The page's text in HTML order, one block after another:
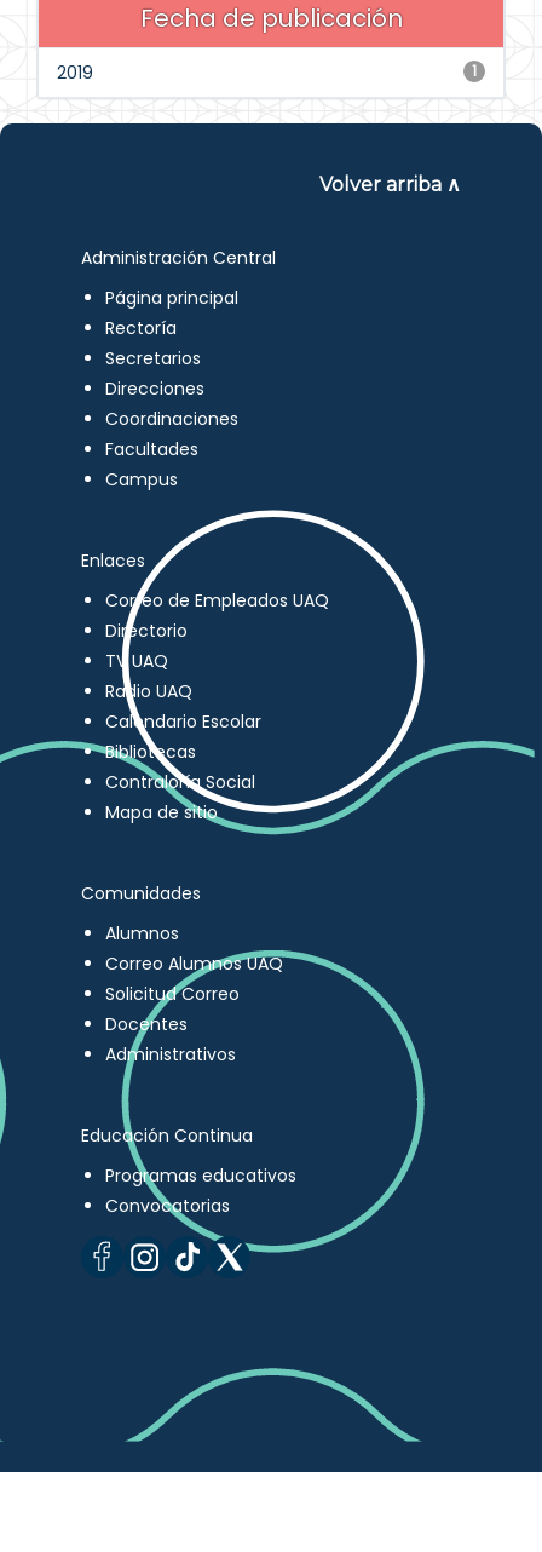
Fecha de publicación
1
2019
Volver arriba ∧
Administración Central
Página principal
Rectoría
Secretarios
Direcciones
Coordinaciones
Facultades
Campus
Enlaces
Correo de Empleados UAQ
Directorio
TV UAQ
Radio UAQ
Calendario Escolar
Bibliotecas
Contraloría Social
Mapa de sitio
Comunidades
Alumnos
Correo Alumnos UAQ
Solicitud Correo
Docentes
Administrativos
Educación Continua
Programas educativos
Convocatorias